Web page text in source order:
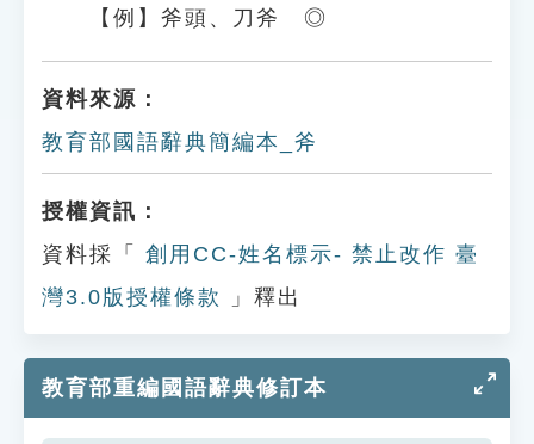
【例】斧頭、刀斧 ◎
資料來源：
教育部國語辭典簡編本_斧
授權資訊：
資料採「
創用CC-姓名標示- 禁止改作 臺
灣3.0版授權條款
」釋出
教育部重編國語辭典修訂本